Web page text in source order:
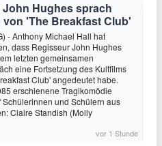
Hughes sprach
'The Breakfast Club'
- Anthony Michael Hall hat
dass Regisseur John Hughes
letzten gemeinsamen
eine Fortsetzung des Kultfilms
Club' angedeutet habe.
erschienene Tragikomödie
und Schülern aus
Claire Standish (Molly
vor 1 Stunde